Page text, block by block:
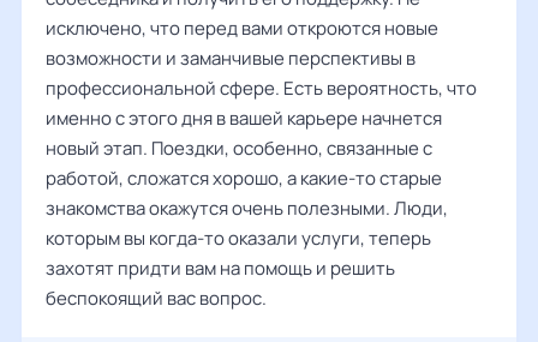
исключено, что перед вами откроются новые
возможности и заманчивые перспективы в
профессиональной сфере. Есть вероятность, что
именно с этого дня в вашей карьере начнется
новый этап. Поездки, особенно, связанные с
работой, сложатся хорошо, а какие-то старые
знакомства окажутся очень полезными. Люди,
которым вы когда-то оказали услуги, теперь
захотят придти вам на помощь и решить
беспокоящий вас вопрос.